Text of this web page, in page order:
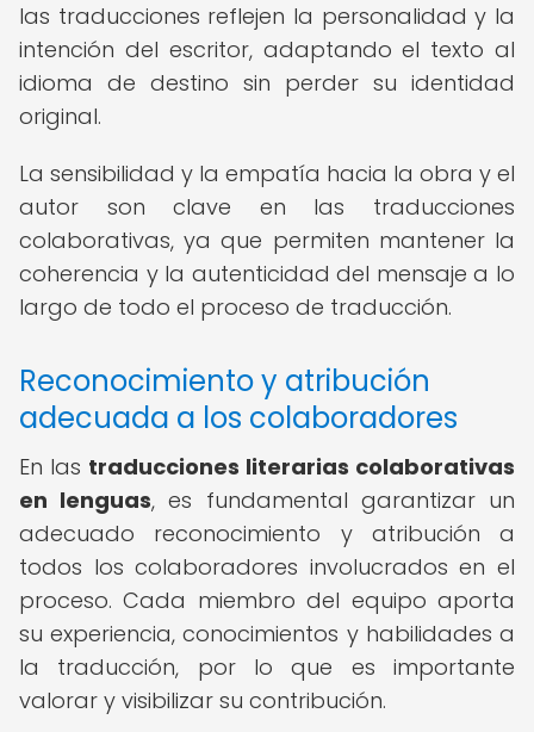
las traducciones reflejen la personalidad y la
intención del escritor, adaptando el texto al
idioma de destino sin perder su identidad
original.
La sensibilidad y la empatía hacia la obra y el
autor son clave en las traducciones
colaborativas, ya que permiten mantener la
coherencia y la autenticidad del mensaje a lo
largo de todo el proceso de traducción.
Reconocimiento y atribución
adecuada a los colaboradores
En las traducciones literarias colaborativas
en lenguas, es fundamental garantizar un
adecuado reconocimiento y atribución a
todos los colaboradores involucrados en el
proceso. Cada miembro del equipo aporta
su experiencia, conocimientos y habilidades a
la traducción, por lo que es importante
valorar y visibilizar su contribución.